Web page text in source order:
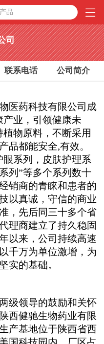
品
司
联系电话 公司简介
医药科技有限公司成
产业，引领健康未
物原料，不断采用
品都能安全,有效。
系列，皮肤护理系
列”等多个系列数十
销商的青睐和患者的
以真诚，守信的商业
，先后同三十多个省
理商建立了持久稳固
以来，公司持续高速
千万为单位激增，为
实的基础。
级领导的鼓励和关怀
西健驰生物药业有限
产基地位于陕西省西